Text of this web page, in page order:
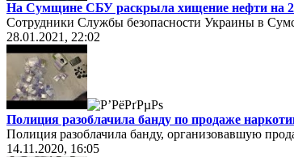
На Сумщине СБУ раскрыла хищение нефти на
Сотрудники Службы безопасности Украины в
28.01.2021, 22:02
Полиция разоблачила банду по продаже
Полиция разоблачила банду, организовавшую
14.11.2020, 16:05